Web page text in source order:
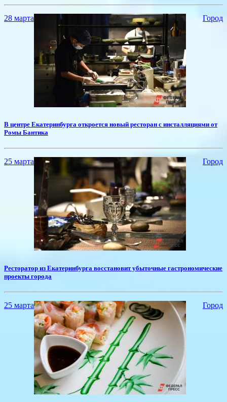
28 марта Город
​В центре Екатеринбурга откроется новый ресторан с инсталляциями от
Ромы Бантика
25 марта Город
Ресторатор из Екатеринбурга восстановит убыточные гастрономические
проекты города
25 марта Город